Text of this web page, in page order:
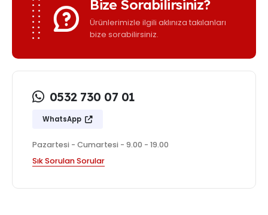
Bize Sorabilirsiniz?
Ürünlerimizle ilgili aklınıza takılanları
bize sorabilirsiniz.
0532 730 07 01
WhatsApp
Pazartesi - Cumartesi - 9.00 - 19.00
Sık Sorulan Sorular